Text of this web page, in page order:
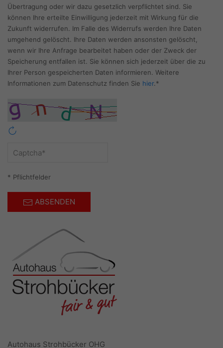
Übertragung oder wir dazu gesetzlich verpflichtet sind. Sie
können Ihre erteilte Einwilligung jederzeit mit Wirkung für die
Zukunft widerrufen. Im Falle des Widerrufs werden Ihre Daten
umgehend gelöscht. Ihre Daten werden ansonsten gelöscht,
wenn wir Ihre Anfrage bearbeitet haben oder der Zweck der
Speicherung entfallen ist. Sie können sich jederzeit über die zu
Ihrer Person gespeicherten Daten informieren. Weitere
Informationen zum Datenschutz finden Sie hier.*
* Pflichtfelder
ABSENDEN
Autohaus Strohbücker OHG